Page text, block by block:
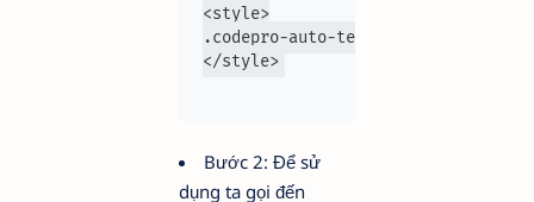
<style>
.codepro-auto-
Bước 2: Để sử
dụng ta gọi đến